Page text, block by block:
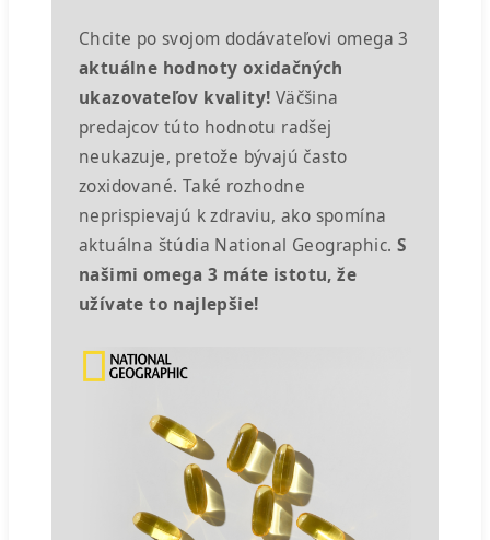
Chcite po svojom dodávateľovi omega 3
aktuálne hodnoty oxidačných
ukazovateľov kvality! Väčšina
predajcov túto hodnotu radšej
neukazuje, pretože bývajú často
zoxidované. Také rozhodne
neprispievajú k zdraviu, ako spomína
aktuálna štúdia National Geographic. S
našimi omega 3 máte istotu, že
užívate to najlepšie!